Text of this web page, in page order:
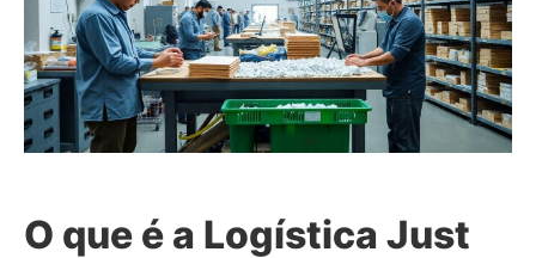
O que é a Logística Just